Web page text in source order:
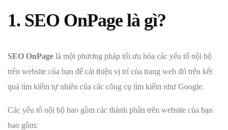
1. SEO OnPage là gì?
SEO OnPage là một phương pháp tối ưu hóa các yếu tố nội bộ
trên website của bạn để cải thiện vị trí của trang web đó trên kết
quả tìm kiếm tự nhiên của các công cụ tìm kiếm như Google.
Các yếu tố nội bộ bao gồm các thành phần trên website của bạn
bao gồm: